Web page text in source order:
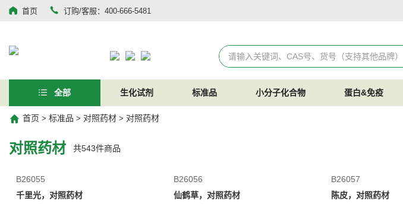
首页 订购/客服：400-666-5481
全部 生化试剂 标准品 小分子化合物 蛋白&免疫
首页 > 标准品 > 对照药材 > 对照药材
对照药材 共543件商品
B26055
千里光，对照药材
B26056
仙鹤草，对照药材
B26057
陈皮，对照药材